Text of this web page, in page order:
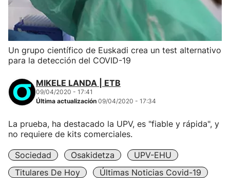
Un grupo científico de Euskadi crea un test alternativo
para la detección del COVID-19
MIKELE LANDA | ETB
09/04/2020 - 17:41
Última actualización 09/04/2020 - 17:34
La prueba, ha destacado la UPV, es "fiable y rápida", y
no requiere de kits comerciales.
Sociedad Osakidetza
UPV-EHU
Titulares De Hoy
Últimas Noticias Covid-19